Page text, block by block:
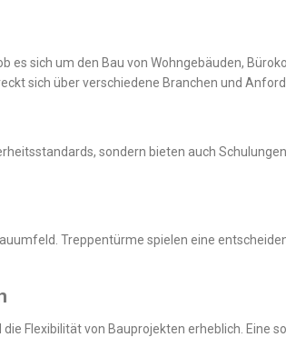
es sich um den Bau von Wohngebäuden,
sich über verschiedene Branchen und
sondern bieten auch
Treppentürme spielen eine
Flexibilität von Bauprojekten erheblich. Eine